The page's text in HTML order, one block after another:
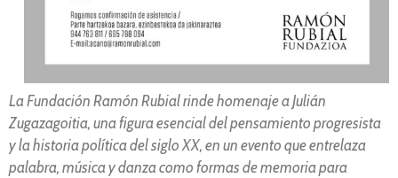
La Fundación Ramón Rubial rinde homenaje a Julián
Zugazagoitia, una figura esencial del pensamiento progresista
y la historia política del siglo XX, en un evento que entrelaza
palabra, música y danza como formas de memoria para